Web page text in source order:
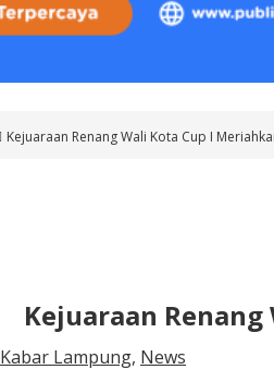
Kejuaraan Renang Wali Kota Cup I
Kejuaraan
Kabar Lampung, News